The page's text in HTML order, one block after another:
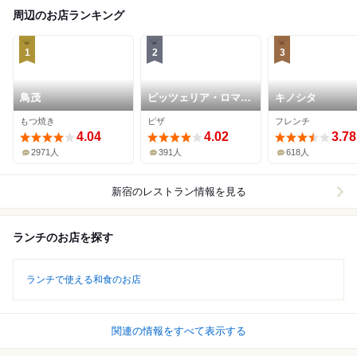
周辺のお店ランキング
1
鳥茂
もつ焼き
4.04
2971人
2
ピッツェリア・ロマー
ナ・イル・ペンティー
ト
ピザ
4.02
391人
3
キノシタ
フレンチ
3.78
618人
新宿のレストラン情報を見る
ランチのお店を探す
ランチで使える和食のお店
関連の情報をすべて表示する